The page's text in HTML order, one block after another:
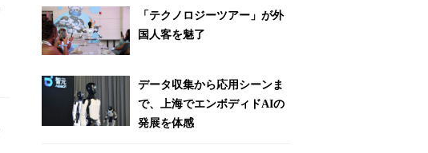
「テクノロジーツアー」が外
国人客を魅了
データ収集から応用シーンま
で、上海でエンボディドAIの
発展を体感